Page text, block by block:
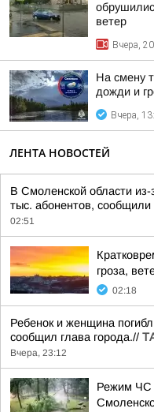
ветер
Вчера,
На смену
дожди и
Вчера,
ЛЕНТА НОВОСТЕЙ
В Смоленской области из-
тыс. абонентов,
02:51
гроза,
02:18
Ребенок и женщина
сообщил глава города.//
Вчера, 23:12
Режим ЧС